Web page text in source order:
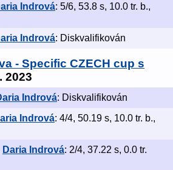
Indrová: 5/6, 53.8 s, 10.0 tr. b.,
Indrová: Diskvalifikován
- Specific CZECH cup s
2023
Indrová: Diskvalifikován
Indrová: 4/4, 50.19 s, 10.0 tr. b.,
Daria Indrová: 2/4, 37.22 s, 0.0 tr.